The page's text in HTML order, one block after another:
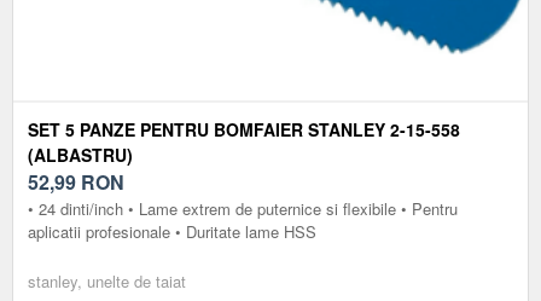
SET 5 PANZE PENTRU BOMFAIER STANLEY 2-15-558
(ALBASTRU)
52,99 RON
• 24 dinti/inch • Lame extrem de puternice si flexibile • Pentru
aplicatii profesionale • Duritate lame HSS
stanley, unelte de taiat